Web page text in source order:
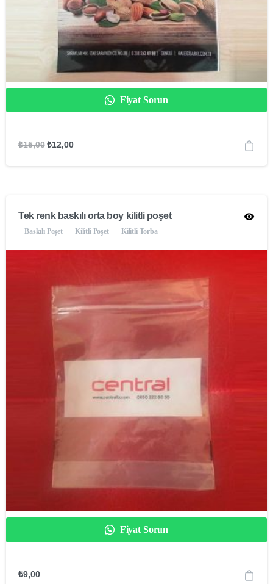
Fiyat Sorun
₺15,00 ₺12,00
Tek renk baskılı orta boy kilitli poşet
Baskılı Poşet Kilitli Poşet Kilitli Torba
Fiyat Sorun
₺9,00